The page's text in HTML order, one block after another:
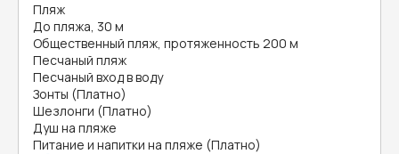
Пляж
До пляжа, 30 м
Общественный пляж, протяженность 200 м
Песчаный пляж
Песчаный вход в воду
Зонты (Платно)
Шезлонги (Платно)
Душ на пляже
Питание и напитки на пляже (Платно)